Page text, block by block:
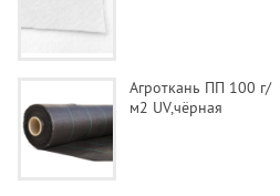
Агроткань ПП 100 г/
м2 UV,чёрная